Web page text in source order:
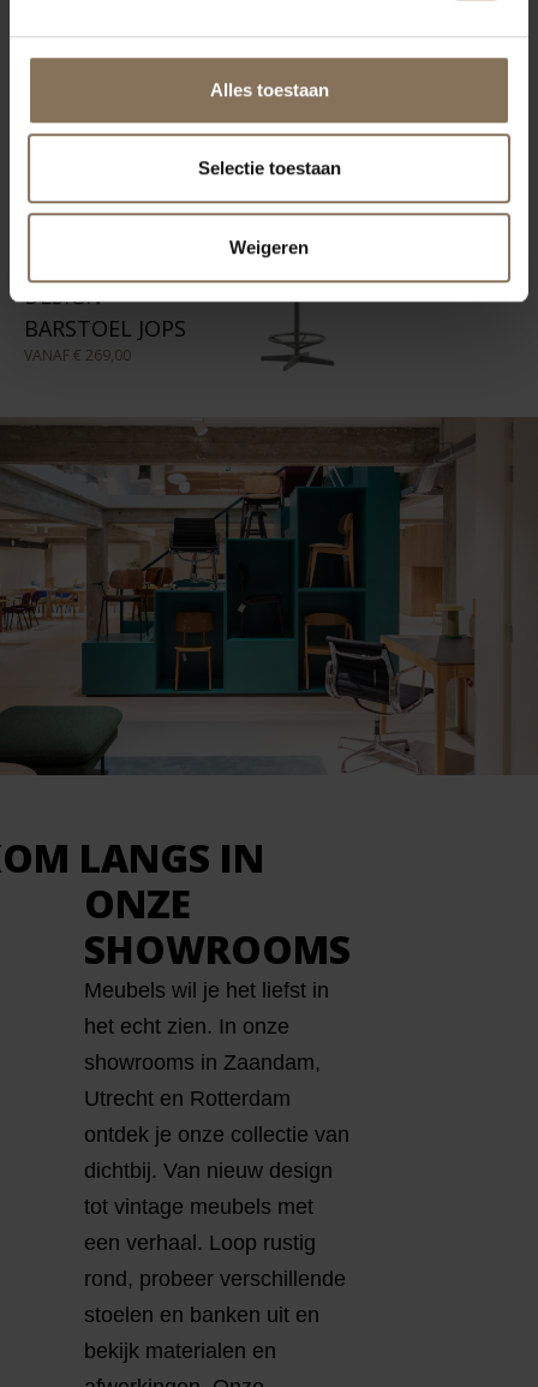
Alles toestaan
Selectie toestaan
Weigeren
DE PURMER
BUISFRAME
EETKAMERSTOEL
VANAF € 289,00
DESIGN
BARSTOEL JOPS
VANAF€ 269,00
LANGS IN
ONZE
SHOWROOMS
Meubels wil je het liefst in
het echt zien. In onze
showrooms in Zaandam,
Utrecht en Rotterdam
ontdek je onze collectie van
dichtbij. Van nieuw design
tot vintage meubels met
een verhaal. Loop rustig
rond, probeer verschillende
stoelen en banken uit en
bekijk materialen en